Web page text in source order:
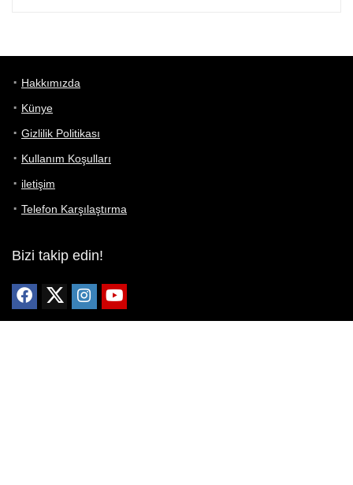
Hakkımızda
Künye
Gizlilik Politikası
Kullanım Koşulları
iletişim
Telefon Karşılaştırma
Bizi takip edin!